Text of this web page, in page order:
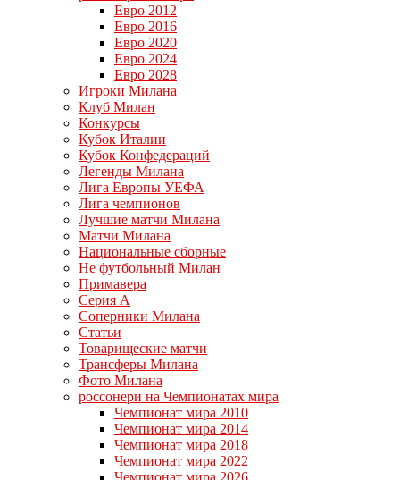
Евро 2012
Евро 2016
Евро 2020
Евро 2024
Евро 2028
Игроки Милана
Клуб Милан
Конкурсы
Кубок Италии
Кубок Конфедераций
Легенды Милана
Лига Европы УЕФА
Лига чемпионов
Лучшие матчи Милана
Матчи Милана
Национальные сборные
Не футбольный Милан
Примавера
Серия А
Соперники Милана
Статьи
Товарищеские матчи
Трансферы Милана
Фото Милана
россонери на Чемпионатах мира
Чемпионат мира 2010
Чемпионат мира 2014
Чемпионат мира 2018
Чемпионат мира 2022
Чемпионат мира 2026